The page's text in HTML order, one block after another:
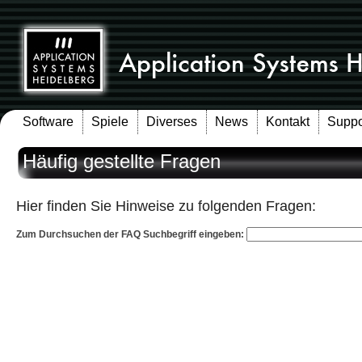
Software Spiele Diverses News Kontakt
Häufig gestellte Fragen
Hier finden Sie Hinweise zu folgenden Fragen:
Zum Durchsuchen der FAQ Suchbegriff eingeben: